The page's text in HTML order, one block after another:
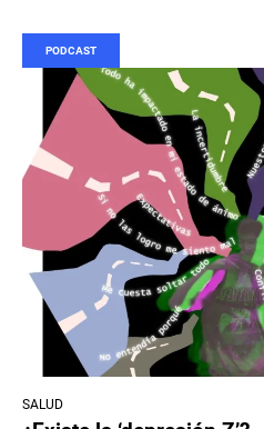
PODCAST
SALUD